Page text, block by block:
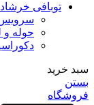
توبافی خرشاد
سرویس
حوله و
سبد خرید
بستن
فروشگاه